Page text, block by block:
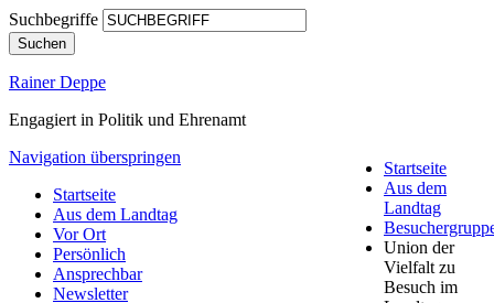
Suchbegriffe
Suchen
Rainer Deppe
Engagiert in Politik und Ehrenamt
Navigation überspringen
Startseite
Aus dem Landtag
Vor Ort
Persönlich
Ansprechbar
Newsletter
Startseite
Aus dem
Landtag
Union der
Vielfalt zu
Besuch im